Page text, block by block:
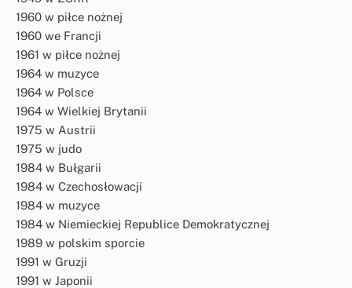
1960 w piłce nożnej
1960 we Francji
1961 w piłce nożnej
1964 w muzyce
1964 w Polsce
1964 w Wielkiej Brytanii
1975 w Austrii
1975 w judo
1984 w Bułgarii
1984 w Czechosłowacji
1984 w muzyce
1984 w Niemieckiej Republice Demokratycznej
1989 w polskim sporcie
1991 w Gruzji
1991 w Japonii